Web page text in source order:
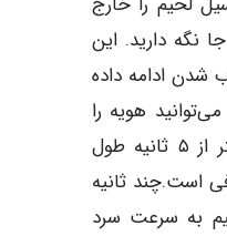
نگه دارید. این
ادامه داده
به خوبی برقرار شود. سپس٬ می‌توانید هویه را
خارج کنید. کل این فرآیند نباید بیشتر از ۵ ثانیه طول
۳ تا ۴ ثانیه کافی است.چند ثانیه
به سرعت سرد